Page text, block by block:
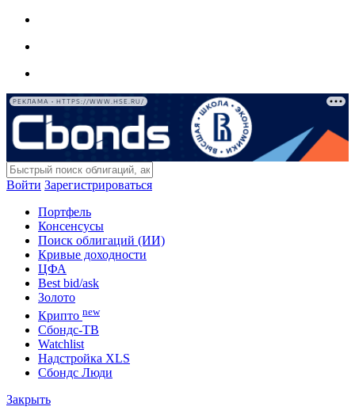
РЕКЛАМА • HTTPS://WWW.HSE.RU/
Войти Зарегистрироваться
Портфель
Консенсусы
Поиск облигаций (ИИ)
Кривые доходности
ЦФА
Best bid/ask
Золото
Крипто new
Сбондс-ТВ
Watchlist
Надстройка XLS
Сбондс Люди
Закрыть